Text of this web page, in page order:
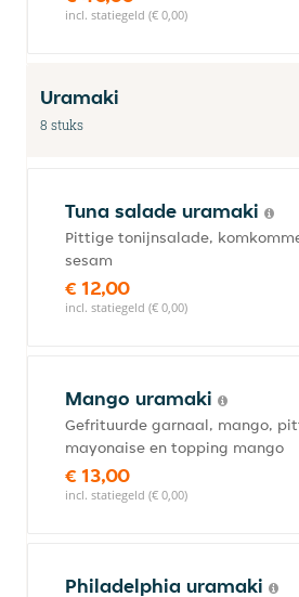
incl. statiegeld (€ 0,00)
Uramaki
8 stuks
Tuna salade uramaki
Pittige tonijnsalade,
sesam
€ 12,00
incl. statiegeld (€ 0,00)
Mango uramaki
Gefrituurde garnaal, mango,
mayonaise en topping mango
€ 13,00
incl. statiegeld (€ 0,00)
Philadelphia uramaki